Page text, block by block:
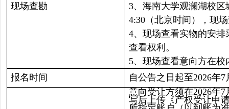
现场查勘
3、海南大学观澜湖校区
4:30（北京时间），现
4、现场查看实物的安
查看权利。
5、现场查看意向方在
报名时间
自公告之日起至2026年7
意向受让方须在2026年
写后上传《产权受让申